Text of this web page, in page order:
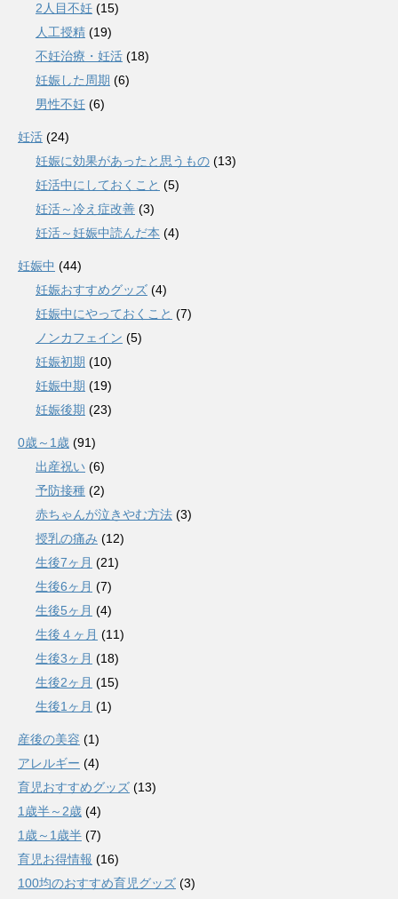
2人目不妊 (15)
人工授精 (19)
不妊治療・妊活 (18)
妊娠した周期 (6)
男性不妊 (6)
妊活 (24)
妊娠に効果があったと思うもの (13)
妊活中にしておくこと (5)
妊活～冷え症改善 (3)
妊活～妊娠中読んだ本 (4)
妊娠中 (44)
妊娠おすすめグッズ (4)
妊娠中にやっておくこと (7)
ノンカフェイン (5)
妊娠初期 (10)
妊娠中期 (19)
妊娠後期 (23)
0歳～1歳 (91)
出産祝い (6)
予防接種 (2)
赤ちゃんが泣きやむ方法 (3)
授乳の痛み (12)
生後7ヶ月 (21)
生後6ヶ月 (7)
生後5ヶ月 (4)
生後４ヶ月 (11)
生後3ヶ月 (18)
生後2ヶ月 (15)
生後1ヶ月 (1)
産後の美容 (1)
アレルギー (4)
育児おすすめグッズ (13)
1歳半～2歳 (4)
1歳～1歳半 (7)
育児お得情報 (16)
100均のおすすめ育児グッズ (3)